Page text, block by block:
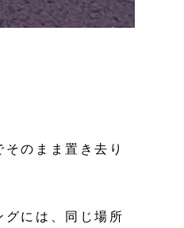
のまま置き去り
には、同じ場所